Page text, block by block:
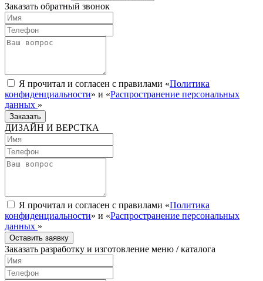
Заказать обратный звонок
Я прочитал и согласен с правилами «Политика
конфиденциальности» и «Распространение персональных
данных »
Заказать
ДИЗАЙН И ВЕРСТКА
Я прочитал и согласен с правилами «Политика
конфиденциальности» и «Распространение персональных
данных »
Оставить заявку
Заказать разработку и изготовление меню / каталога